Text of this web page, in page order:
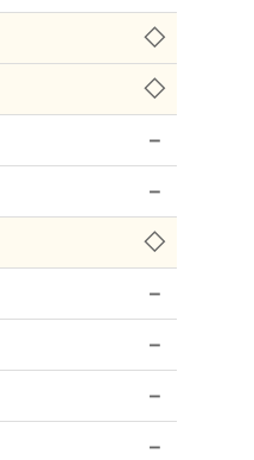
◇
◇
－
－
◇
－
－
－
－